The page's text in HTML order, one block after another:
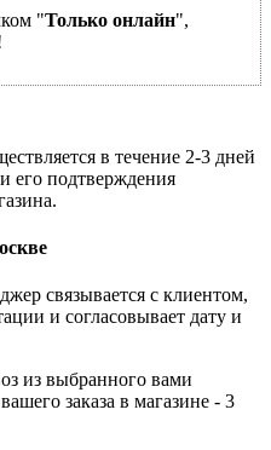
"Только онлайн",
в течение 2-3 дней
его подтверждения
связывается с клиентом,
и согласовывает дату и
из выбранного вами
заказа в магазине - 3